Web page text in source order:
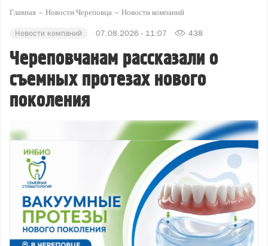
Главная Новости Череповца Новости компаний
Новости компаний 07.08.2026 - 11:07 438
Череповчанам рассказали о
съемных протезах нового
поколения